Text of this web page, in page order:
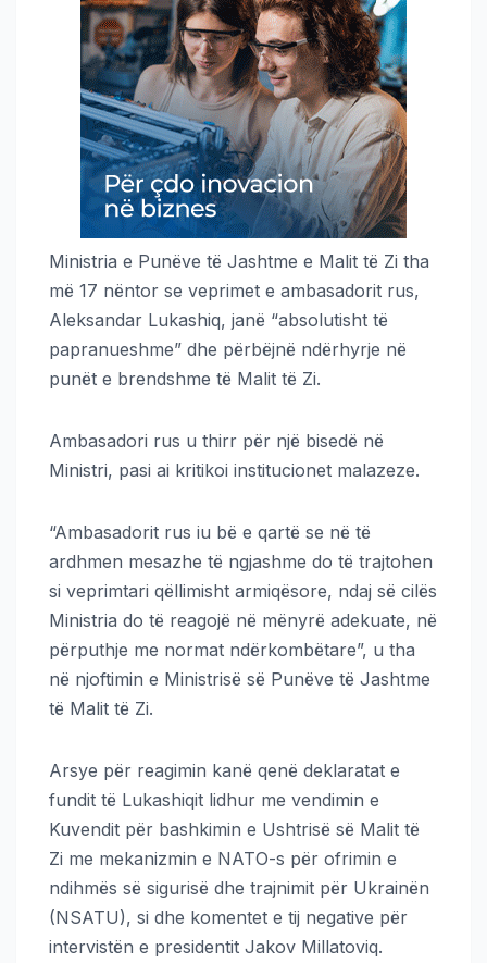
Ministria e Punëve të Jashtme e Malit të Zi tha
më 17 nëntor se veprimet e ambasadorit rus,
Aleksandar Lukashiq, janë “absolutisht të
papranueshme” dhe përbëjnë ndërhyrje në
punët e brendshme të Malit të Zi.
Ambasadori rus u thirr për një bisedë në
Ministri, pasi ai kritikoi institucionet malazeze.
“Ambasadorit rus iu bë e qartë se në të
ardhmen mesazhe të ngjashme do të trajtohen
si veprimtari qëllimisht armiqësore, ndaj së cilës
Ministria do të reagojë në mënyrë adekuate, në
përputhje me normat ndërkombëtare”, u tha
në njoftimin e Ministrisë së Punëve të Jashtme
të Malit të Zi.
Arsye për reagimin kanë qenë deklaratat e
fundit të Lukashiqit lidhur me vendimin e
Kuvendit për bashkimin e Ushtrisë së Malit të
Zi me mekanizmin e NATO-s për ofrimin e
ndihmës së sigurisë dhe trajnimit për Ukrainën
(NSATU), si dhe komentet e tij negative për
intervistën e presidentit Jakov Millatoviq.